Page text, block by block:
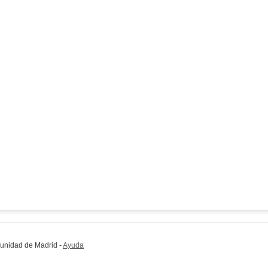
de Madrid -Ayuda